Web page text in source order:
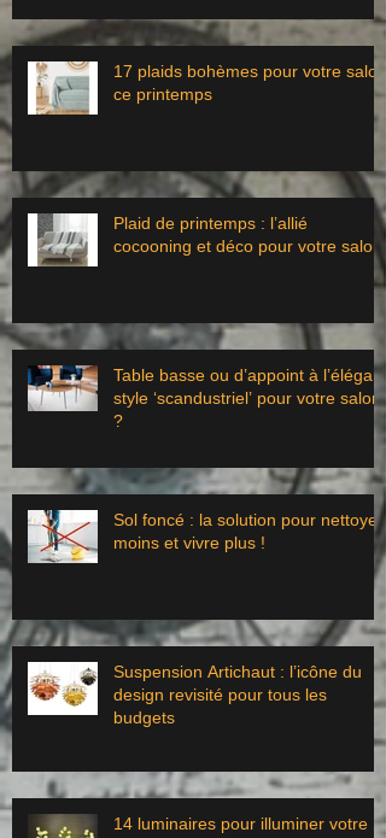
17 plaids bohèmes pour votre salon
ce printemps
Plaid de printemps : l’allié
cocooning et déco pour votre salon
Table basse ou d’appoint à l’élégant
style ‘scandustriel’ pour votre salon
?
Sol foncé : la solution pour nettoyer
moins et vivre plus !
Suspension Artichaut : l’icône du
design revisité pour tous les
budgets
14 luminaires pour illuminer votre St